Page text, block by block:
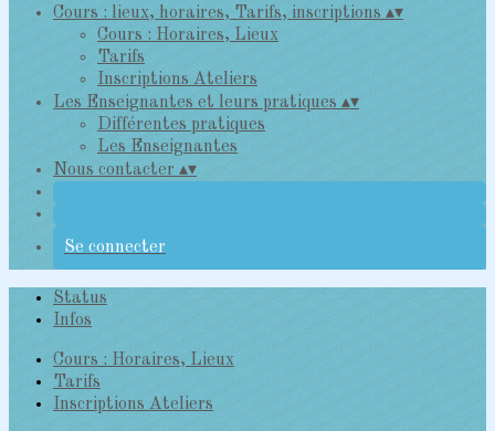
Cours : lieux, horaires, Tarifs, inscriptions ▴▾
Cours : Horaires, Lieux
Tarifs
Inscriptions Ateliers
Les Enseignantes et leurs pratiques ▴▾
Différentes pratiques
Les Enseignantes
Nous contacter ▴▾
Se connecter
Status
Infos
Cours : Horaires, Lieux
Tarifs
Inscriptions Ateliers